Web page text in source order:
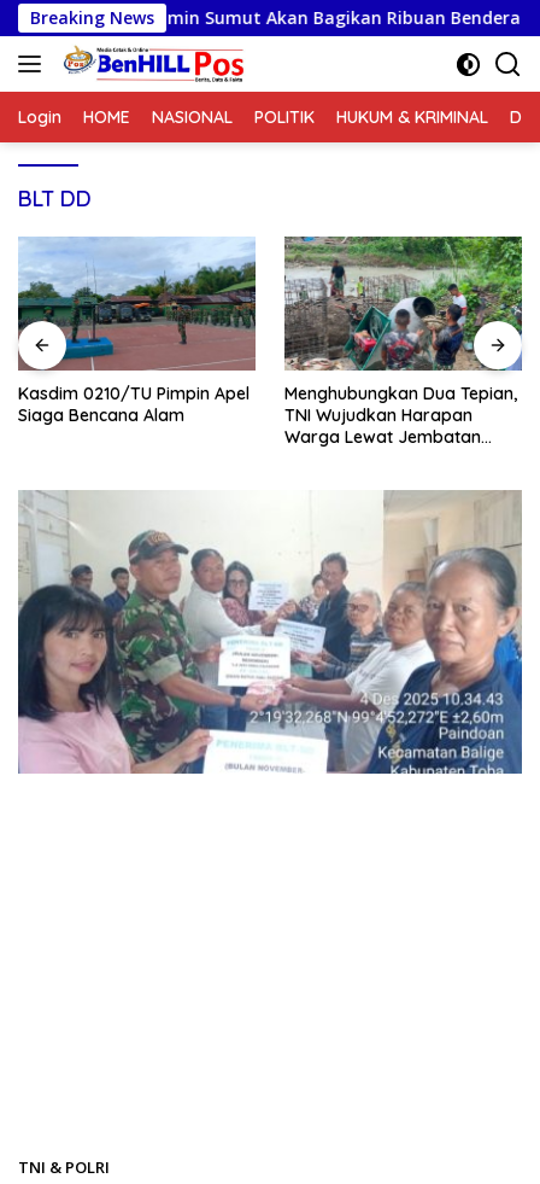
Langsung
ke
konten
Breaking News
Muslimin Sumut Akan Bagikan Ribuan Bendera Merah Putih
Login HOME NASIONAL POLITIK HUKUM & KRIMINAL
BLT DD
Kasdim 0210/TU Pimpin Apel
Siaga Bencana Alam
Menghubungkan Dua Tepian,
TNI Wujudkan Harapan
Warga Lewat Jembatan
TNI & POLRI